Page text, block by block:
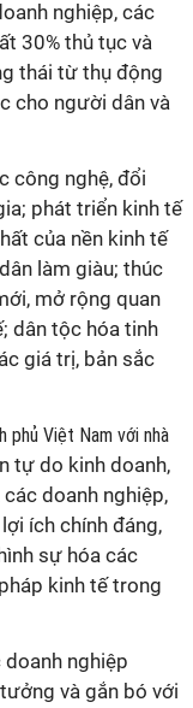
nghiệp, các
30% thủ tục và
thái từ thụ động
cho người dân và
công nghệ, đổi
phát triển kinh tế
của nền kinh tế
làm giàu; thúc
mở rộng quan
dân tộc hóa tinh
giá trị, bản sắc
phủ Việt Nam với nhà
tự do kinh doanh,
doanh nghiệp,
ích chính đáng,
sự hóa các
kinh tế trong
nghiệp
và gắn bó với